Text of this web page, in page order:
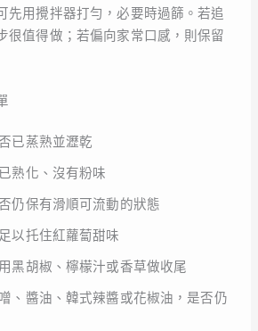
先用攪拌器打勻，必要時過篩。若追
很值得做；若偏向家常口感，則保留
已蒸熟並瀝乾
熟化、沒有粉味
仍保有滑順可流動的狀態
以托住紅蘿蔔甜味
黑胡椒、檸檬汁或香草做收尾
、醬油、韓式辣醬或花椒油，是否仍